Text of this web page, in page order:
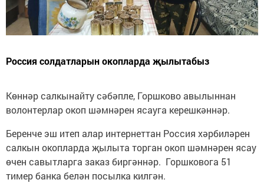
Россия солдатларын окопларда җылытабыз
Көннәр салкынайту сәбәпле, Горшково авылыннан
волонтерлар окоп шәмнәрен ясауга керешкәннәр.
Беренче эш итеп алар интернеттан Россия хәрбиләрен
салкын окопларда җылыта торган окоп шәмнәрен ясау
өчен савытларга заказ биргәннәр. Горшковога 51
тимер банка белән посылка килгән.